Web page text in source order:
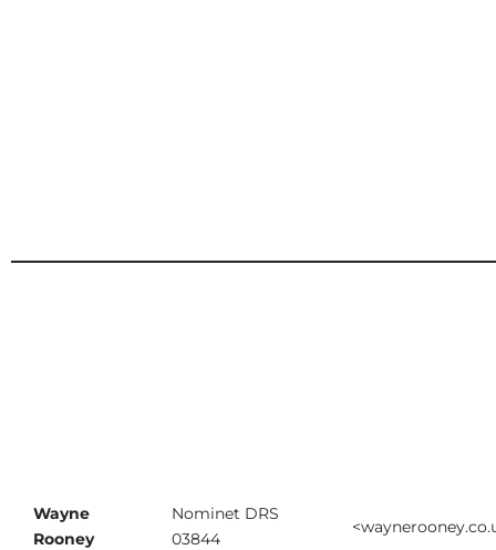
Wayne
Rooney
Nominet DRS
03844